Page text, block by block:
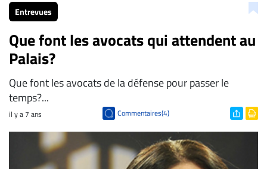
Entrevues
Que font les avocats qui attendent au
Palais?
Que font les avocats de la défense pour passer le
temps?...
il y a 7 ans Commentaires(4)